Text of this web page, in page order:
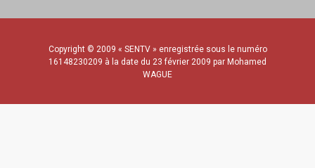
Copyright © 2009 « SENTV » enregistrée sous le numéro
16148230209 à la date du 23 février 2009 par Mohamed
WAGUE